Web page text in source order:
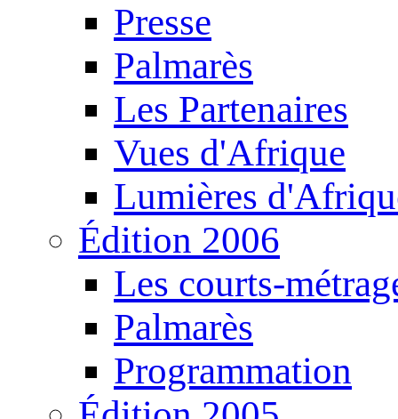
Presse
Palmarès
Les Partenaires
Vues d'Afrique
Lumières
Édition 2006
Les courts-
Palmarès
Programmation